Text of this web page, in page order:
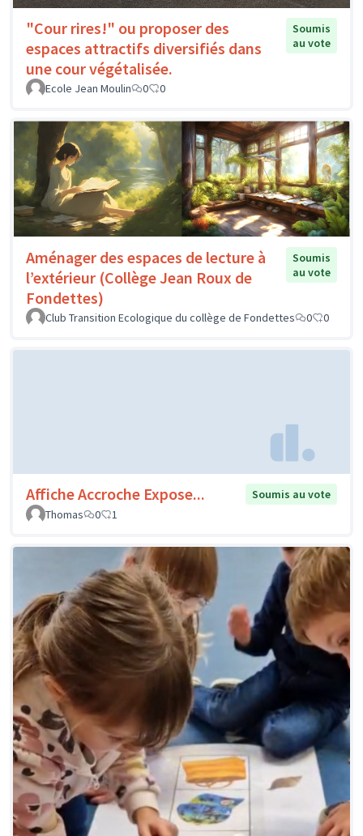
"Cour rires!" ou proposer des
espaces attractifs diversifiés dans
une cour végétalisée.
Soumis
au vote
Ecole Jean Moulin 0 0
Aménager des espaces de lecture à
l’extérieur (Collège Jean Roux de
Fondettes)
Soumis
au vote
Club Transition Ecologique du collège de Fondettes 0 0
Affiche Accroche Expose...
Soumis au vote
Thomas
0 1